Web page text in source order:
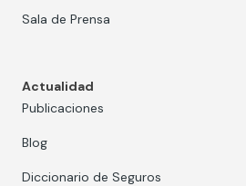
Sala de Prensa
Actualidad
Publicaciones
Blog
Diccionario de Seguros